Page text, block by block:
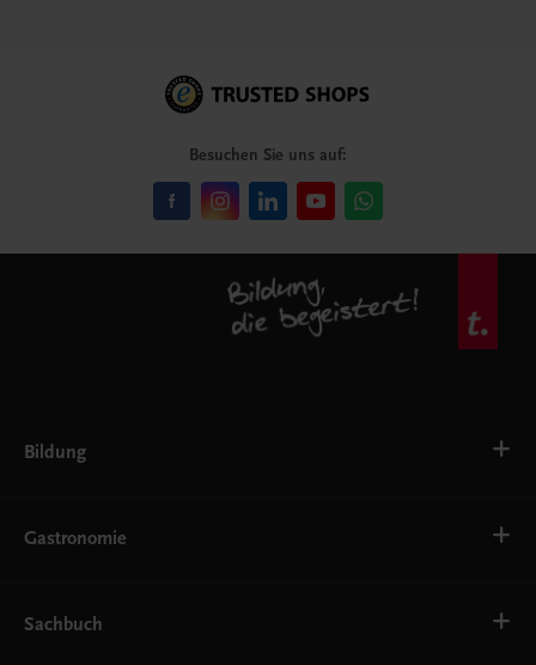
Besuchen Sie uns auf:
Bildung
AHS
EWF/ZWF
FW
Gastronomie
Getränke
Sachbuch